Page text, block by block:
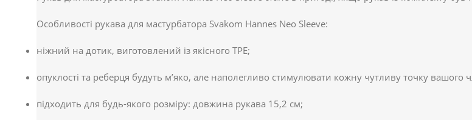
Особливості рукава для мастурбатора Svakom Hannes Neo Sleeve:
ніжний на дотик, виготовлений із якісного TPE;
опуклості та реберця будуть м’яко, але наполегливо стимулювати кожну чутливу точку вашого
підходить для будь-якого розміру: довжина рукава 15,2 см;